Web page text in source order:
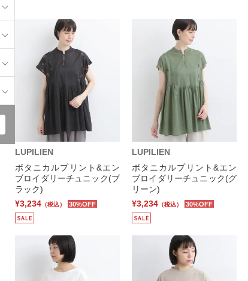
LUPILIEN
ボタニカルプリント&エン
ブロイダリーチュニック(ブ
ラック)
¥3,234 （税込） 30%OFF
LUPILIEN
ボタニカルプリント&エン
ブロイダリーチュニック(グ
リーン)
¥3,234 （税込） 30%OFF